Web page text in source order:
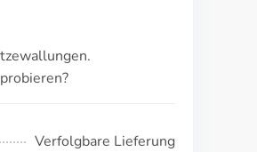
Verfolgbare Lieferung